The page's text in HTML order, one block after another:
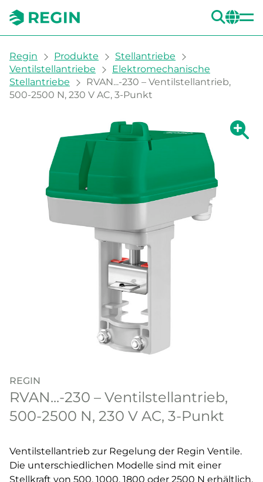
You are here:
Regin Produkte
Stellantriebe
Ventilstellantriebe
Elektromechanische
Stellantriebe
RVAN...-230 – Ventilstellantrieb,
500-2500 N, 230 V AC, 3-Punkt
Zeige
REGIN
RVAN...-230 – Ventilstellantrieb,
500-2500 N, 230 V AC, 3-Punkt
Ventilstellantrieb zur Regelung der Regin Ventile.
Die unterschiedlichen Modelle sind mit einer
Stellkraft von 500, 1000, 1800 oder 2500 N erhältlich.